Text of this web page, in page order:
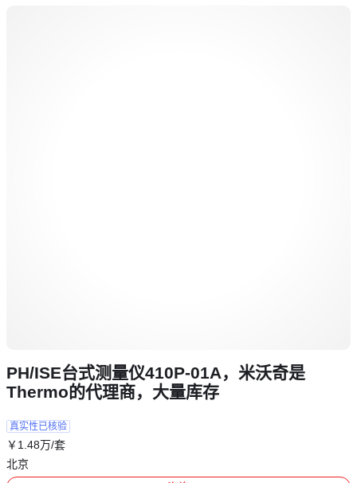
PH/ISE台式测量仪410P-01A，米沃奇是
Thermo的代理商，大量库存
真实性已核验
￥ 1 .48万/套
北京